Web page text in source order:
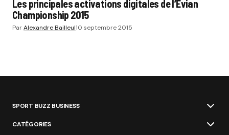
Les principales activations digitales de l’Evian
Championship 2015
ParAlexandre Bailleul10 septembre 2015
SPORT BUZZ BUSINESS
CATÉGORIES